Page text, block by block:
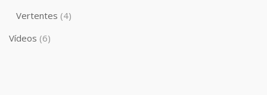
Vertentes (4)
Vídeos (6)